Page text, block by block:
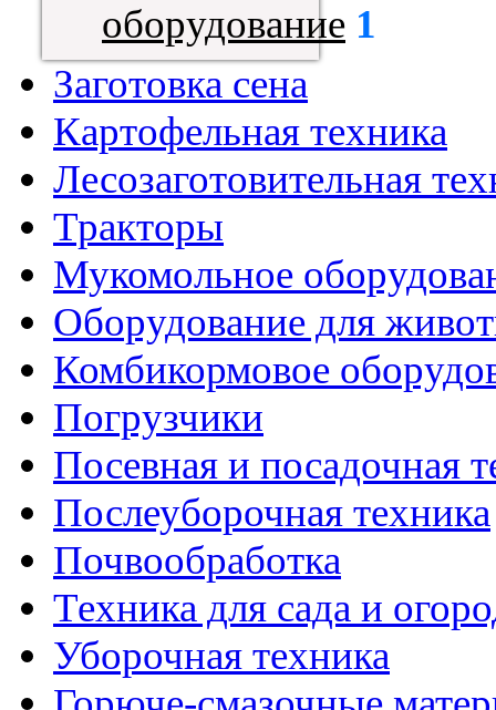
оборудование 1
Заготовка сена
Картофельная техника
Лесозаготовительная
Тракторы
Мукомольное
Оборудование для
Комбикормовое
Погрузчики
Посевная и посадочная
Послеуборочная техника
Почвообработка
Техника для сада и
Уборочная техника